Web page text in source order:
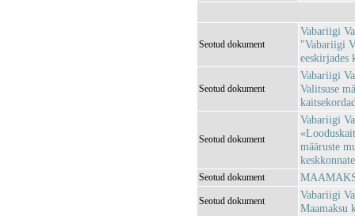
Seotud dokument
Vabariigi
"Vabariigi
eeskirjades
Seotud dokument
Vabariigi
Valitsuse
Seotud dokument
Vabariigi
määruste
Seotud dokument
Seotud dokument
Vabariigi
Maamaksu